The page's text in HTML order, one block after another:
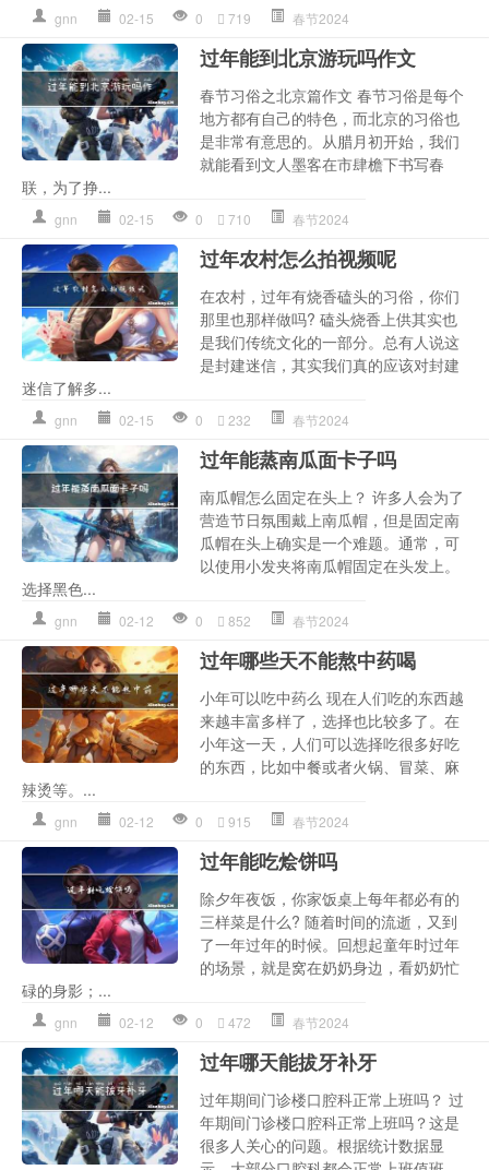
gnn 02-15 0 719 春节2024
过年能到北京游玩吗作文
春节习俗之北京篇作文 春节习俗是每个
地方都有自己的特色，而北京的习俗也
是非常有意思的。从腊月初开始，我们
就能看到文人墨客在市肆檐下书写春
联，为了挣...
gnn 02-15 0 710 春节2024
过年农村怎么拍视频呢
在农村，过年有烧香磕头的习俗，你们
那里也那样做吗? 磕头烧香上供其实也
是我们传统文化的一部分。总有人说这
是封建迷信，其实我们真的应该对封建
迷信了解多...
gnn 02-15 0 232 春节2024
过年能蒸南瓜面卡子吗
南瓜帽怎么固定在头上？ 许多人会为了
营造节日氛围戴上南瓜帽，但是固定南
瓜帽在头上确实是一个难题。通常，可
以使用小发夹将南瓜帽固定在头发上。
选择黑色...
gnn 02-12 0 852 春节2024
过年哪些天不能熬中药喝
小年可以吃中药么 现在人们吃的东西越
来越丰富多样了，选择也比较多了。在
小年这一天，人们可以选择吃很多好吃
的东西，比如中餐或者火锅、冒菜、麻
辣烫等。...
gnn 02-12 0 915 春节2024
过年能吃烩饼吗
除夕年夜饭，你家饭桌上每年都必有的
三样菜是什么? 随着时间的流逝，又到
了一年过年的时候。回想起童年时过年
的场景，就是窝在奶奶身边，看奶奶忙
碌的身影；...
gnn 02-12 0 472 春节2024
过年哪天能拔牙补牙
过年期间门诊楼口腔科正常上班吗？ 过
年期间门诊楼口腔科正常上班吗？这是
很多人关心的问题。根据统计数据显